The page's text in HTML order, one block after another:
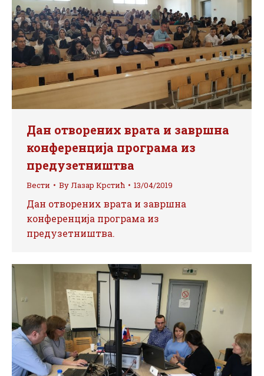
Дан отворених врата и завршна
конференција програма из
предузетништва
Вести ByЛазар Крстић 13/04/2019
Дан отворених врата и завршна
конференција програма из
предузетништва.